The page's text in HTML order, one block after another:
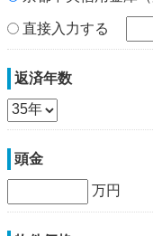
直接入力する
返済年数
頭金
万円